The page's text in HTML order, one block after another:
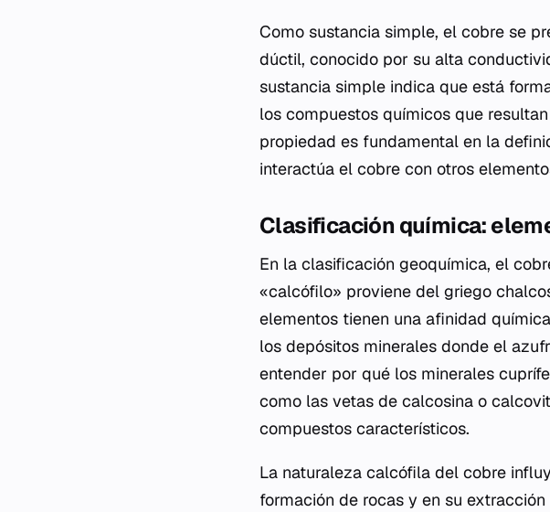
Como sustancia simple, el cobre se
dúctil, conocido por su alta
sustancia simple indica que está
los compuestos químicos que
propiedad es fundamental en la
interactúa el cobre con otros
Clasificación química:
En la clasificación geoquímica, el
«calcófilo» proviene del griego
elementos tienen una afinidad
los depósitos minerales donde el
entender por qué los minerales
como las vetas de calcosina o
compuestos característicos.
La naturaleza calcófila del cobre
formación de rocas y en su